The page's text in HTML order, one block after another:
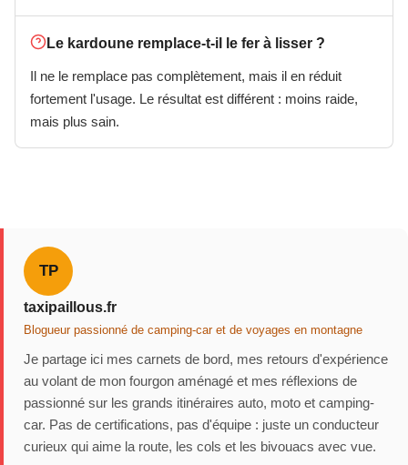
Le kardoune remplace-t-il le fer à lisser ?
Il ne le remplace pas complètement, mais il en réduit
fortement l'usage. Le résultat est différent : moins raide,
mais plus sain.
TP
taxipaillous.fr
Blogueur passionné de camping-car et de voyages en montagne
Je partage ici mes carnets de bord, mes retours d'expérience
au volant de mon fourgon aménagé et mes réflexions de
passionné sur les grands itinéraires auto, moto et camping-
car. Pas de certifications, pas d'équipe : juste un conducteur
curieux qui aime la route, les cols et les bivouacs avec vue.